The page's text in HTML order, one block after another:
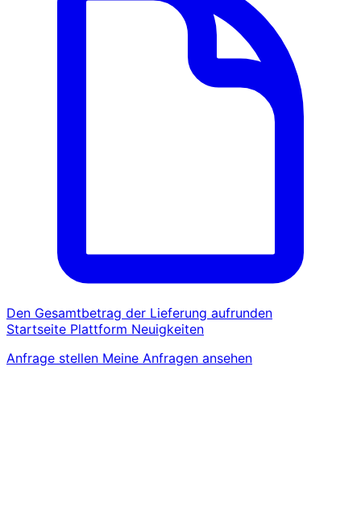
Den Gesamtbetrag der Lieferung aufrunden
Startseite Plattform Neuigkeiten
Anfrage stellen Meine Anfragen ansehen